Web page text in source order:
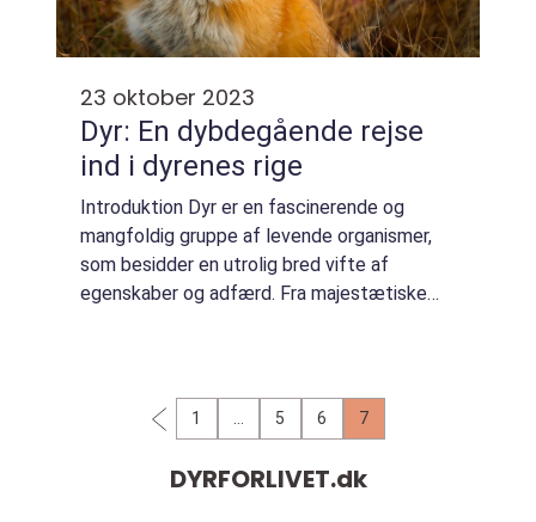
23 oktober 2023
Dyr: En dybdegående rejse
ind i dyrenes rige
Introduktion Dyr er en fascinerende og
mangfoldig gruppe af levende organismer,
som besidder en utrolig bred vifte af
egenskaber og adfærd. Fra majestætiske
1 5 6 7
DYRFORLIVET.dk